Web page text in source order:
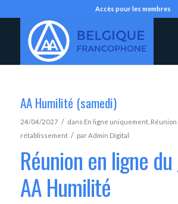
Accès pour les membres
AA Humilité (samedi)
24/04/2027 / dans En ligne uniquement, Réunion
rétablissement / parAdmin Digital
Réunion en ligne
AA Humilité